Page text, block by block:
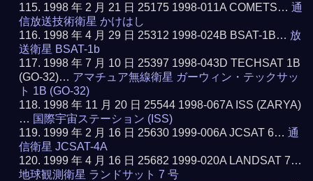
1998 年 2 月 21 日 25175 1998-011A COMETS…通
信放送技術衛星 かけはし
1998 年 4 月 29 日 25312 1998-024B BSAT-1B… 放
送衛星 BSAT-1b
1998 年 7 月 10 日 25397 1998-043D TECHSAT 1B
(GO-32)… アマチュア無線衛星 ガーウィン・テックサッ
ト 1B (GO-32)
1998 年 11 月 20 日 25544 1998-067A ISS (ZARYA)
… 国際宇宙ステーション (ISS)
1999 年 2 月 16 日 25630 1999-006A JCSAT 6…通
信衛星 JCSAT-4A
1999 年 4 月 16 日 25682 1999-020A LANDSAT 7…
地球観測衛星 ランドサット 7 号